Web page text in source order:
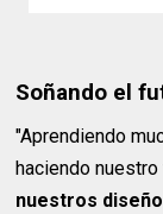
Soñando el
"Aprendiendo
haciendo nuestro
nuestros